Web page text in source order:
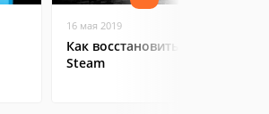
16 мая 2019
Как восстановить аккаунт в
Steam